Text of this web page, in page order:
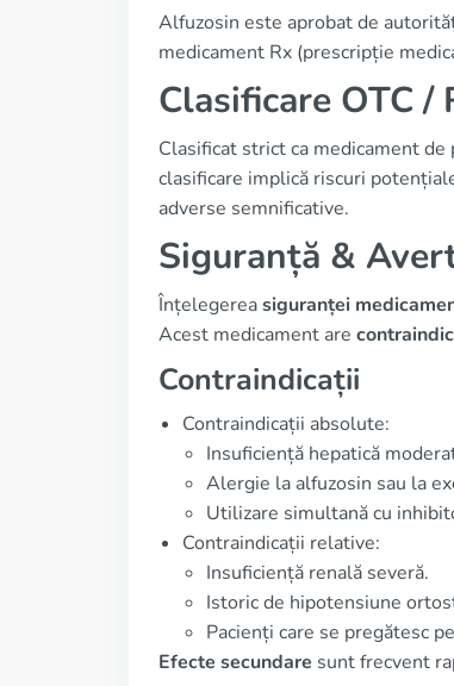
Alfuzosin este aprobat de
medicament Rx (prescripție
Clasificare OTC /
Clasificat strict ca medicament
clasificare implică riscuri
adverse semnificative.
Siguranță &
Înțelegereasiguranței
Acest medicament are
Contraindicații
Contraindicații absolute:
Insuficiență hepatică
Alergie la alfuzosin sau la
Utilizare simultană cu
Contraindicații relative:
Insuficiență renală severă.
Istoric de hipotensiune
Pacienți care se pregătesc
Efecte secundare sunt frecvent